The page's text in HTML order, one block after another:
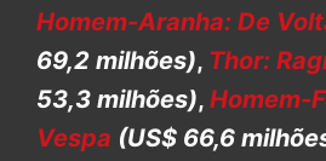
Homem-Aranha: De
69,2 milhões), Thor:
53,3 milhões), Homem-
Vespa (US$ 66,6